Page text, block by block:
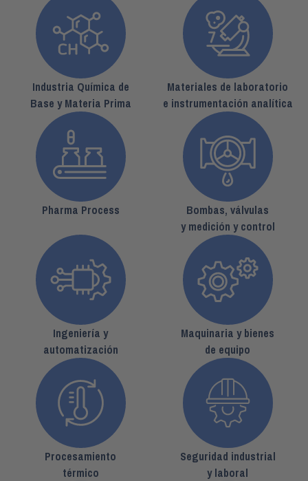
Industria Química de
Base y Materia Prima
Materiales de laboratorio
e instrumentación analítica
Pharma Process
Bombas, válvulas
y medición y control
Ingeniería y
automatización
Maquinaria y bienes
de equipo
Procesamiento
térmico
Seguridad industrial
y laboral